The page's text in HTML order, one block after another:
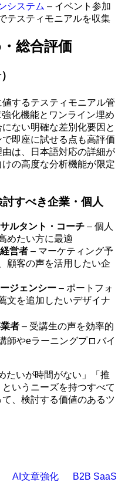
システム – イベント参加
テスティモニアルを収集
総合評価
するテスティモニアル管
化機能とワンライン埋め
ない明確な差別化要因と
即座に試せる点も高評価
は、日本語対応の詳細が
の高度な分析機能が限定
すべき企業・個人
ルタント・コーチ – 個人
めたい方に最適
営者 – マーケティング予
顧客の声を活用したい企
ジェンシー – ポートフォ
文を追加したいデザイナ
者 – 受講生の声を効率的
師やeラーニングプロバイ
たいが時間がない」「推
いうニーズを持つすべて
、検討する価値のあるツ
AI文章強化
B2B SaaS